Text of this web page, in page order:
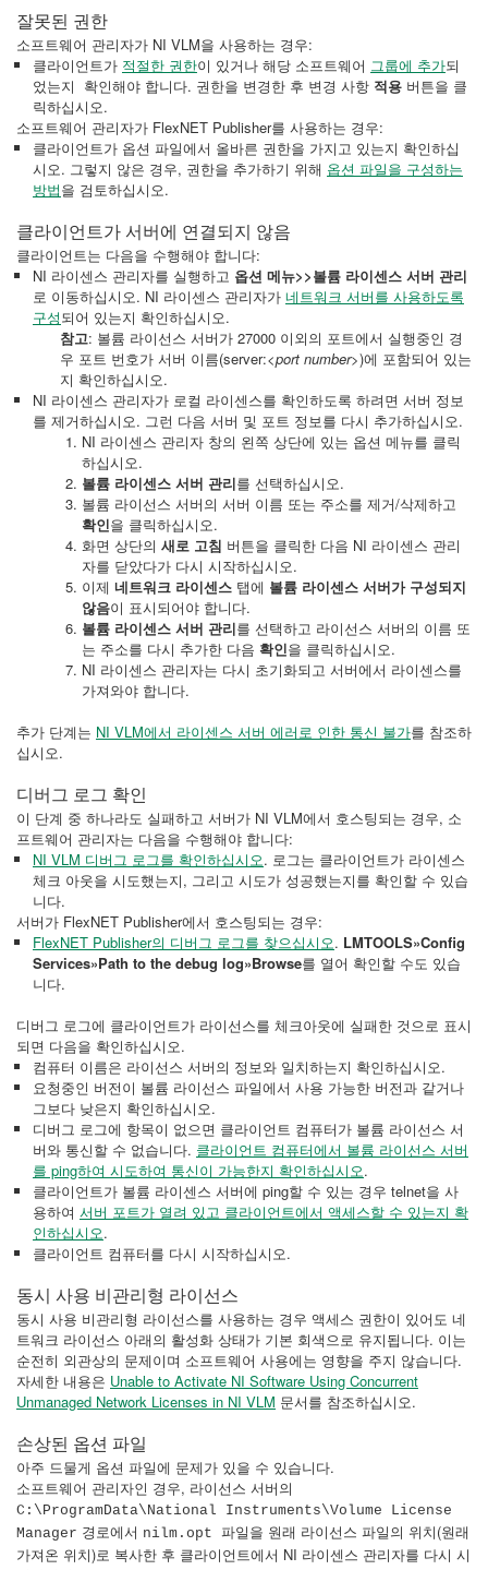
잘못된 권한
소프트웨어 관리자가 NI VLM을 사용하는 경우:
클라이언트가 적절한 권한이 있거나 해당 소프트웨어 그룹에 추가되
었는지 확인해야 합니다. 권한을 변경한 후 변경 사항 적용 버튼을 클
릭하십시오.
소프트웨어 관리자가 FlexNET Publisher를 사용하는 경우:
클라이언트가 옵션 파일에서 올바른 권한을 가지고 있는지 확인하십
시오. 그렇지 않은 경우, 권한을 추가하기 위해 옵션 파일을 구성하는
방법을 검토하십시오.
클라이언트가 서버에 연결되지 않음
클라이언트는 다음을 수행해야 합니다:
NI 라이센스 관리자를 실행하고 옵션 메뉴>>볼륨 라이센스 서버 관리
로 이동하십시오. NI 라이센스 관리자가 네트워크 서버를 사용하도록
구성되어 있는지 확인하십시오.
참고: 볼륨 라이선스 서버가 27000 이외의 포트에서 실행중인 경
우 포트 번호가 서버 이름(server:<port number>)에 포함되어 있는
지 확인하십시오.
NI 라이센스 관리자가 로컬 라이센스를 확인하도록 하려면 서버 정보
를 제거하십시오. 그런 다음 서버 및 포트 정보를 다시 추가하십시오.
NI 라이센스 관리자 창의 왼쪽 상단에 있는 옵션 메뉴를 클릭
하십시오.
볼륨 라이센스 서버 관리를 선택하십시오.
볼륨 라이선스 서버의 서버 이름 또는 주소를 제거/삭제하고
확인을 클릭하십시오.
화면 상단의 새로 고침 버튼을 클릭한 다음 NI 라이센스 관리
자를 닫았다가 다시 시작하십시오.
이제 네트워크 라이센스 탭에 볼륨 라이센스 서버가 구성되지
않음이 표시되어야 합니다.
볼륨 라이센스 서버 관리를 선택하고 라이선스 서버의 이름 또
는 주소를 다시 추가한 다음 확인을 클릭하십시오.
NI 라이센스 관리자는 다시 초기화되고 서버에서 라이센스를
가져와야 합니다.
추가 단계는 NI VLM에서 라이센스 서버 에러로 인한 통신 불가를 참조하
십시오.
디버그 로그 확인
이 단계 중 하나라도 실패하고 서버가 NI VLM에서 호스팅되는 경우, 소
프트웨어 관리자는 다음을 수행해야 합니다:
NI VLM 디버그 로그를 확인하십시오. 로그는 클라이언트가 라이센스
체크 아웃을 시도했는지, 그리고 시도가 성공했는지를 확인할 수 있습
니다.
서버가 FlexNET Publisher에서 호스팅되는 경우:
FlexNET Publisher의 디버그 로그를 찾으십시오. LMTOOLS»Config
Services»Path to the debug log»Browse를 열어 확인할 수도 있습
니다.
디버그 로그에 클라이언트가 라이선스를 체크아웃에 실패한 것으로 표시
되면 다음을 확인하십시오.
컴퓨터 이름은 라이선스 서버의 정보와 일치하는지 확인하십시오.
요청중인 버전이 볼륨 라이선스 파일에서 사용 가능한 버전과 같거나
그보다 낮은지 확인하십시오.
디버그 로그에 항목이 없으면 클라이언트 컴퓨터가 볼륨 라이선스 서
버와 통신할 수 없습니다. 클라이언트 컴퓨터에서 볼륨 라이선스 서버
를 ping하여 시도하여 통신이 가능한지 확인하십시오.
클라이언트가 볼륨 라이센스 서버에 ping할 수 있는 경우 telnet을 사
용하여 서버 포트가 열려 있고 클라이언트에서 액세스할 수 있는지 확
인하십시오.
클라이언트 컴퓨터를 다시 시작하십시오.
동시 사용 비관리형 라이선스
동시 사용 비관리형 라이선스를 사용하는 경우 액세스 권한이 있어도 네
트워크 라이선스 아래의 활성화 상태가 기본 회색으로 유지됩니다. 이는
순전히 외관상의 문제이며 소프트웨어 사용에는 영향을 주지 않습니다.
자세한 내용은 Unable to Activate NI Software Using Concurrent
Unmanaged Network Licenses in NI VLM 문서를 참조하십시오.
손상된 옵션 파일
아주 드물게 옵션 파일에 문제가 있을 수 있습니다.
소프트웨어 관리자인 경우, 라이선스 서버의
C:\ProgramData\National Instruments\Volume License
Manager 경로에서 nilm.opt 파일을 원래 라이선스 파일의 위치(원래
가져온 위치)로 복사한 후 클라이언트에서 NI 라이센스 관리자를 다시 시